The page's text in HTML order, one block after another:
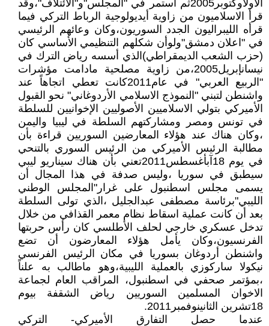
الأولأوكتوبر2005ثم استمر في "المجلس"و"الائتلاف"،وقد
قرأ الاسلاميون من زاوية أيديولوجية الرباط التركي فيما
قرأه الليبراليون الجدد السوريون،وكان وعائهم الرئيسي
في "اعلان دمشق"ولوأن شكلهم التنظيمي الأساسي كان
(حزب الشعب الديمقراطي)الذي أسسه رياض الترك في
نيسانإبريل2005،من زاوية مصلحية مادامت مؤشرات
"الربيع العربي" في عام2011كانت تعطي اتجاهاً عند
واشنطن لتبني "النموذج الاسلامي الأردوغاني" نحو القبول
الأميركي بتولي الاسلاميين الأصوليين الإخوانيين للسلطة
في تونس ومصر ومشاركتهم السلطة في ليبيا واليمن
،وكان هناك عند هؤلاء المعارضين السوريين قراءة بأن
مطالبة الرئيس الأميركي من الرئيس السوري بالتنحي
في يوم 18آبأغسطس2011تعني بأن هناك سيناريو ليبي
سيطبق في سوريا ،وليس صدفة في هذا المجال أن
يسمى مجلس اسطنبول على غرار"المجلس الوطني
الليبي"برئاسة مصطفى عبدالجليل ،الذي تولى السلطة
بعد أن كانت عملية اسقاط نظام معمر القذافي من خلال
تدخل عسكري خارجي لحلف الأطلسي كان رأس حربتها
الفرنسيون،وكان يأمل هؤلاء المعارضون أن تضع
واشنطن أردوغان بسوريا في مكان الرئيس الفرنسي
نيكولا ساركوزي بالعملية الليبية،وهو ماطالب به علناً
،بمؤتمر صحفي في اسطنبول، المراقب العام لجماعة
الاخوان المسلمين السوريين رياض الشقفة بيوم
18تشرين الثانينوفمبر2011.
عندما حصل التفارق الأميركي- التركي